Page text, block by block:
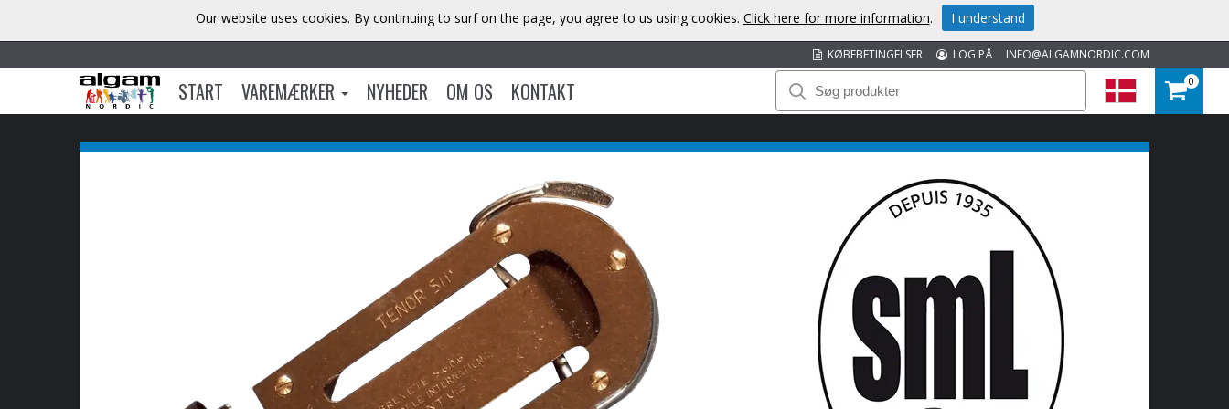
INFO@ALGAMNORDIC.COM
LOG PÅ
KØBEBETINGELSER
START VAREMÆRKER NYHEDER OM OS KONTAKT 0
Our website uses cookies. By continuing to surf on the page, you agree to us using cookies. Click here for more information. I understand